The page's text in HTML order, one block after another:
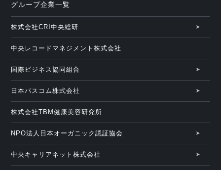
グループ企業一覧
株式会社CRI中央総研
中央レコードマネジメント株式会社
国際ビジネス協同組合
日本パスコム株式会社
株式会社TBM健康美容研究所
NPO法人日本オーガニック認証協会
中央キャリアネット株式会社